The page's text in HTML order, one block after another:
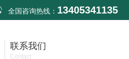
全国咨询热线： 13405341135
联系我们
Contact